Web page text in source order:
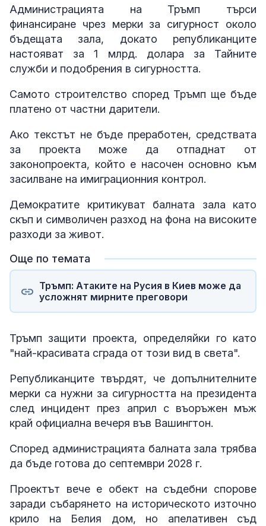
Администрацията на Тръмп търси
финансиране чрез мерки за сигурност около
бъдещата зала, докато републиканците
настояват за 1 млрд. долара за Тайните
служби и подобрения в сигурността.
Самото строителство според Тръмп ще бъде
платено от частни дарители.
Ако текстът не бъде преработен, средствата
за проекта може да отпаднат от
законопроекта, който е насочен основно към
засилване на имиграционния контрол.
Демократите критикуват балната зала като
скъп и символичен разход на фона на високите
разходи за живот.
Още по темата
Тръмп: Атаките на Русия в Киев може да
усложнят мирните преговори
Тръмп защити проекта, определяйки го като
"най-красивата сграда от този вид в света".
Републиканците твърдят, че допълнителните
мерки са нужни за сигурността на президента
след инцидент през април с въоръжен мъж
край официална вечеря във Вашингтон.
Според администрацията балната зала трябва
да бъде готова до септември 2028 г.
Проектът вече е обект на съдебни спорове
заради събарянето на историческото източно
крило на Белия дом, но апелативен съд